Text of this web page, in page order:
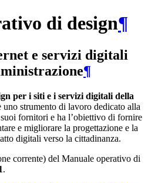
di design¶
e servizi digitali
¶
per i siti e i servizi digitali della
uno strumento di lavoro dedicato alla
fornitori e ha l’obiettivo di fornire
e migliorare la progettazione e la
digitali verso la cittadinanza.
corrente) del Manuale operativo di
.